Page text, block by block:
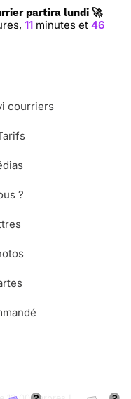
partira lundi 🚀
11 minutes et45
courriers
?